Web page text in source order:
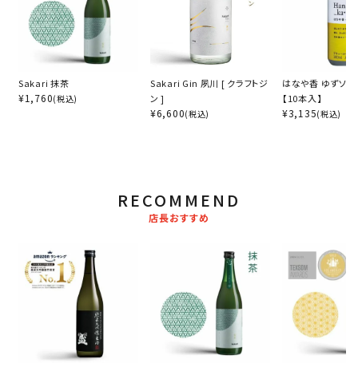
Sakari 抹茶
¥1,760(税込)
Sakari Gin 夙川 [ クラフトジ
ン ]
¥6,600(税込)
はなや香 ゆずソ
【10本入】
¥3,135(税込)
RECOMMEND
店長おすすめ